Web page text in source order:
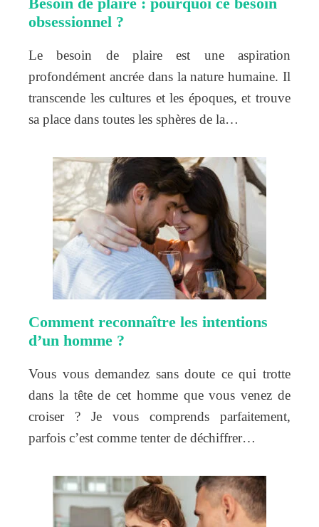
obsessionnel ?
Le besoin de plaire est une aspiration
profondément ancrée dans la nature humaine. Il
transcende les cultures et les époques, et trouve
sa place dans toutes les sphères de la…
Comment reconnaître les intentions
d’un homme ?
Vous vous demandez sans doute ce qui trotte
dans la tête de cet homme que vous venez de
croiser ? Je vous comprends parfaitement,
parfois c’est comme tenter de déchiffrer…